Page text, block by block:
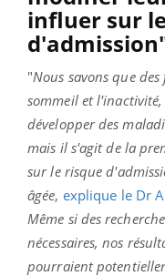
influer sur
"Nous savons que
sommeil et
développer des
mais il s'agit de la
sur le risque
âgée, explique le Dr
Même si des
nécessaires, nos
pourraient